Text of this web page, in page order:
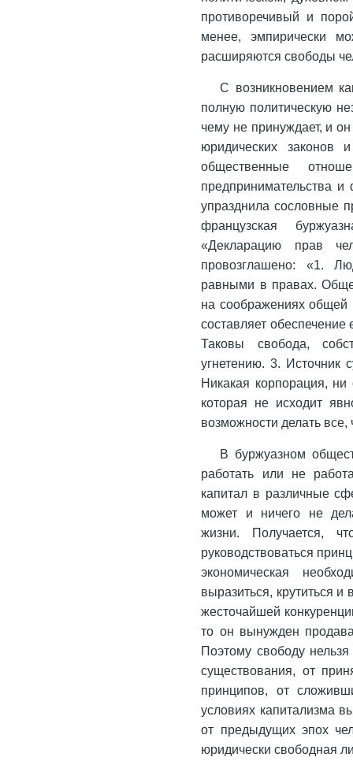
противоречивый и
менее, эмпирически
расширяются свободы
С возникновением
полную политическую
чему не принуждает, и
юридических законов
общественные
предпринимательства
упразднила сословные
французская
«Декларацию прав
провозглашено: «1.
равными в правах.
на соображениях общей
составляет
Таковы свобода,
угнетению. 3. Источник
Никакая корпорация, ни
которая не исходит
возможности делать
В буржуазном
работать или не
капитал в различные
может и ничего не
жизни. Получается,
руководствоваться
экономическая
выразиться, крутиться и
жесточайшей
то он вынужден
Поэтому свободу
существования, от
принципов, от
условиях капитализма
от предыдущих эпох
юридически свободная